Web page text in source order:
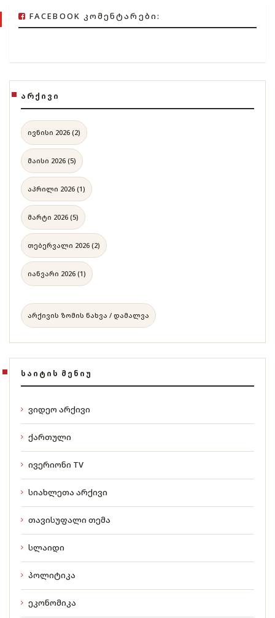
FACEBOOK ᲙᲝᲛᲔᲜᲢᲐᲠᲔᲑᲘ:
ᲐᲠᲥᲘᲕᲘ
ივნისი 2026 (2)
მაისი 2026 (5)
აპრილი 2026 (1)
მარტი 2026 (5)
თებერვალი 2026 (2)
იანვარი 2026 (1)
არქივის ზომის ნახვა / დამალვა
ᲡᲐᲘᲢᲘᲡ ᲛᲔᲜᲘᲣ
ვიდეო არქივი
ქართული
ივერიონი TV
სიახლეთა არქივი
თავისუფალი თემა
სლაიდი
პოლიტიკა
ეკონომიკა